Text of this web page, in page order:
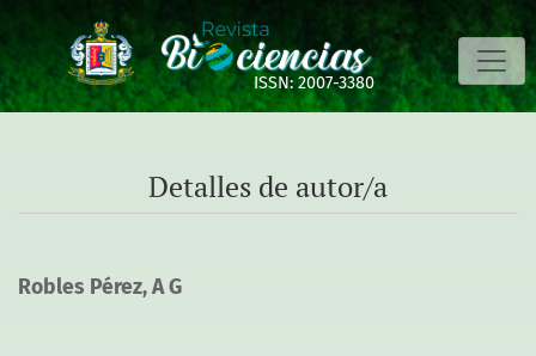
Detalles de autor/a
ISSN: 2007-3380
Detalles de autor/a
Robles Pérez, A G